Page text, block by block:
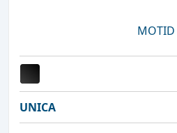
MOTID
UNICA